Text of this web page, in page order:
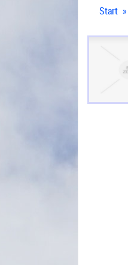
Start »